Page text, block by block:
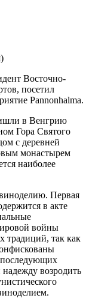
Восточно-
посетил
Pannonhalma.
в Венгрию
Гора Святого
с деревней
монастырем
наиболее
Первая
в акте
войны
традиций, так как
последующих
возродить